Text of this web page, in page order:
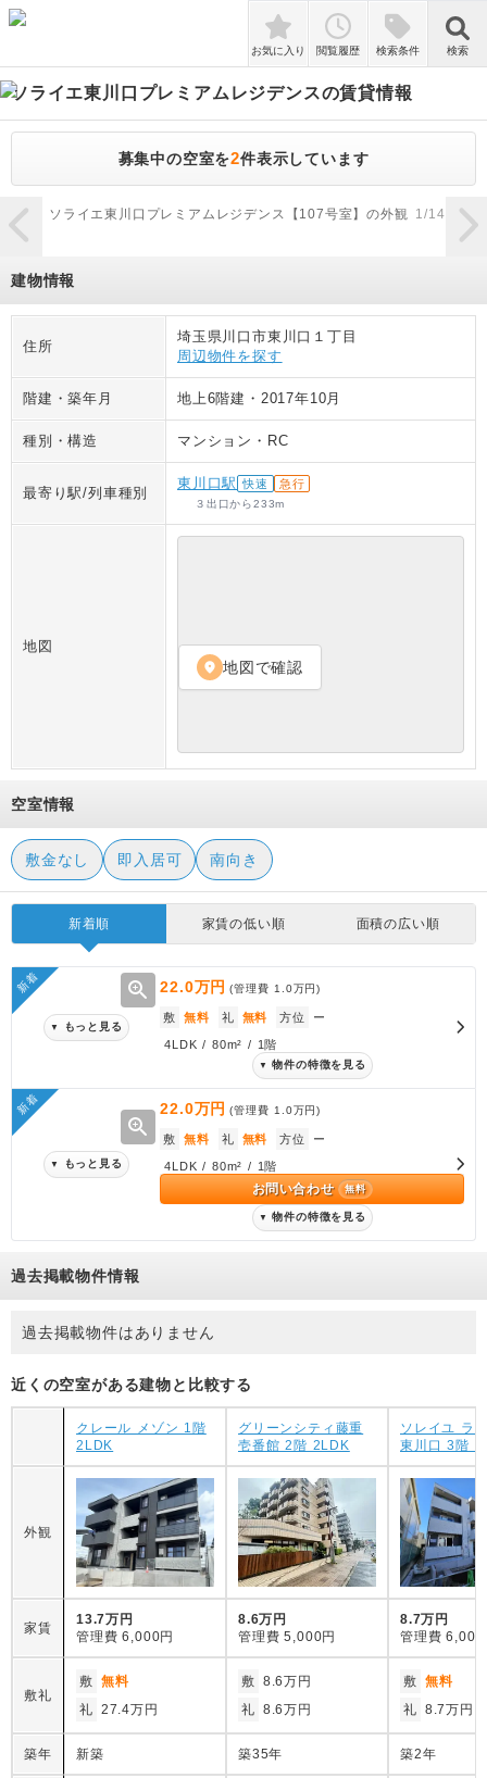
検索
お気に入り 閲覧履歴 検索条件 検索
ソライエ東川口プレミアムレジデンスの賃貸情報
募集中の空室を2件表示しています
zoom_in
ソライエ東川口プレミアムレジデンス【107号室】の外観 1/14 ソ
建物情報
住所
埼玉県川口市東川口１丁目
周辺物件を探す
階建・築年月 地上6階建 ・ 2017年10月
種別・構造 マンション ・ RC
最寄り駅/列車種別
東川口駅 快速 急行
３出口から233m
地図
location_on 地図で確認
空室情報
敷金なし 即入居可 南向き
新着順 家賃の低い順 面積の広い順
新着 zoom_in
▼ もっと見る
22.0万円 (管理費 1.0万円)
敷 無料 礼 無料 方位 ー
4LDK / 80m² / 1階
▼ 物件の特徴を見る
新着
zoom_in
▼ もっと見る
22.0万円 (管理費 1.0万円)
敷 無料 礼 無料 方位 ー
4LDK / 80m² / 1階
お問い合わせ 無料
▼ 物件の特徴を見る
過去掲載物件情報
過去掲載物件はありません
近くの空室がある建物と比較する
クレール メゾン 1階
2LDK
グリーンシティ藤重
壱番館 2階 2LDK
ソレイユ ラ
東川口 3階
外観
家賃
13.7万円
管理費 6,000円
8.6万円
管理費 5,000円
8.7万円
管理費 6,000
敷礼
敷 無料
礼 27.4万円
敷 8.6万円
礼 8.6万円
敷 無料
礼 8.7万円
築年 新築 築35年 築2年